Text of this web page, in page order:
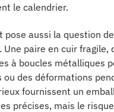
le calendrier.
pose aussi la question
Une paire en cuir fragile,
à boucles métalliques
des déformations
fournissent un
précises, mais le